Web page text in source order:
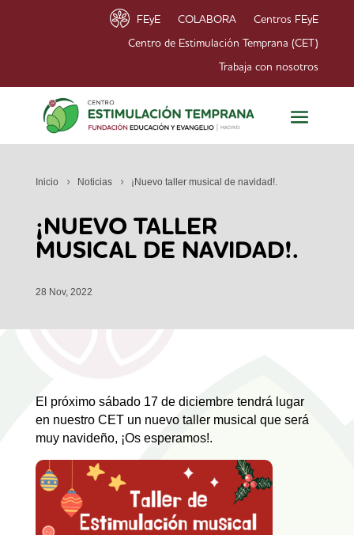
FEyE COLABORA Centros FEyE
Centro de Estimulación Temprana (CET)
Trabaja con nosotros
Inicio Noticias ¡Nuevo taller musical de navidad!.
¡NUEVO TALLER
MUSICAL DE NAVIDAD!.
28 Nov, 2022
El próximo sábado 17 de diciembre tendrá lugar
en nuestro CET un nuevo taller musical que será
muy navideño, ¡Os esperamos!.